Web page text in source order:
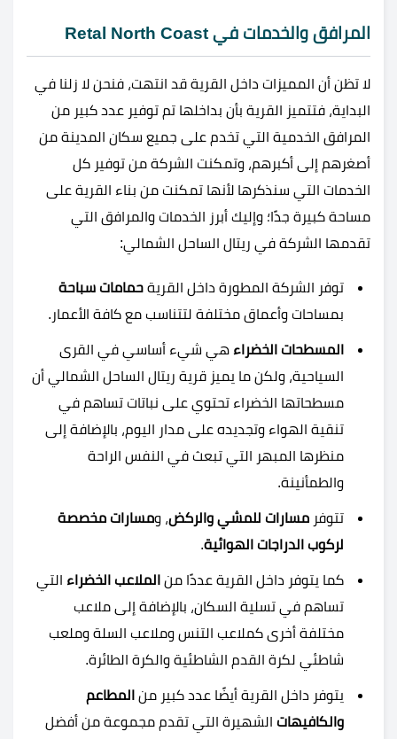
المرافق والخدمات في Retal North Coast
لا تظن أن المميزات داخل القرية قد انتهت، فنحن لا زلنا في
البداية، فتتميز القرية بأن بداخلها تم توفير عدد كبير من
المرافق الخدمية التي تخدم على جميع سكان المدينة من
أصغرهم إلى أكبرهم، وتمكنت الشركة من توفير كل
الخدمات التي سنذكرها لأنها تمكنت من بناء القرية على
مساحة كبيرة جدًا؛ وإليك أبرز الخدمات والمرافق التي
تقدمها الشركة في ريتال الساحل الشمالي:
توفر الشركة المطورة داخل القرية حمامات سباحة
بمساحات وأعماق مختلفة لتتناسب مع كافة الأعمار.
المسطحات الخضراء هي شيء أساسي في القرى
السياحية، ولكن ما يميز قرية ريتال الساحل الشمالي أن
مسطحاتها الخضراء تحتوي على نباتات تساهم في
تنقية الهواء وتجديده على مدار اليوم، بالإضافة إلى
منظرها المبهر التي تبعث في النفس الراحة
والطمأنينة.
تتوفر مسارات للمشي والركض، ومسارات مخصصة
لركوب الدراجات الهوائية.
كما يتوفر داخل القرية عددًا من الملاعب الخضراء التي
تساهم في تسلية السكان، بالإضافة إلى ملاعب
مختلفة أخرى كملاعب التنس وملاعب السلة وملعب
شاطئي لكرة القدم الشاطئية والكرة الطائرة.
يتوفر داخل القرية أيضًا عدد كبير من المطاعم
والكافيهات الشهيرة التي تقدم مجموعة من أفضل